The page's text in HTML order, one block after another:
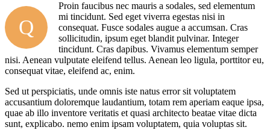
Q
Proin faucibus nec mauris a sodales, sed elementum
mi tincidunt. Sed eget viverra egestas nisi in
consequat. Fusce sodales augue a accumsan. Cras
sollicitudin, ipsum eget blandit pulvinar. Integer
tincidunt. Cras dapibus. Vivamus elementum semper
nisi. Aenean vulputate eleifend tellus. Aenean leo ligula, porttitor eu,
consequat vitae, eleifend ac, enim.
Sed ut perspiciatis, unde omnis iste natus error sit voluptatem
accusantium doloremque laudantium, totam rem aperiam eaque ipsa,
quae ab illo inventore veritatis et quasi architecto beatae vitae dicta
sunt, explicabo. nemo enim ipsam voluptatem, quia voluptas sit.